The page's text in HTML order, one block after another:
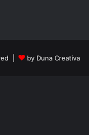
| by Duna Creativa